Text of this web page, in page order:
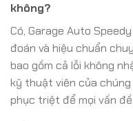
không?
Có, Garage Auto
đoán và hiệu chuẩn
bao gồm cả lỗi không
kỹ thuật viên của
phục triệt để mọi vấn đề.